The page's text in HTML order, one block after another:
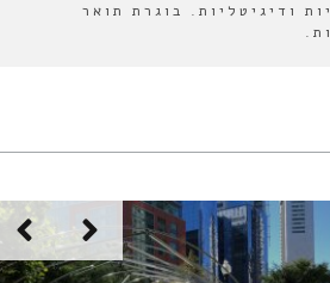
ודיגיטליות. בוגרת תואר